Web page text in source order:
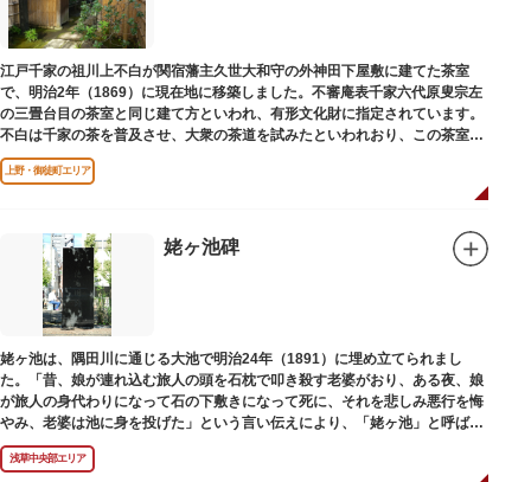
江戸千家の祖川上不白が関宿藩主久世大和守の外神田下屋敷に建てた茶室
で、明治2年（1869）に現在地に移築しました。不審庵表千家六代原叟宗左
の三畳台目の茶室と同じ建て方といわれ、有形文化財に指定されています。
不白は千家の茶を普及させ、大衆の茶道を試みたといわれおり、この茶室は
江戸千家を広める拠点となりました。
上野・御徒町エリア
姥ヶ池碑
姥ヶ池は、隅田川に通じる大池で明治24年（1891）に埋め立てられまし
た。「昔、娘が連れ込む旅人の頭を石枕で叩き殺す老婆がおり、ある夜、娘
が旅人の身代わりになって石の下敷きになって死に、それを悲しみ悪行を悔
やみ、老婆は池に身を投げた」という言い伝えにより、「姥ヶ池」と呼ばれ
ていました。その碑は花川戸公園内にあります。
浅草中央部エリア